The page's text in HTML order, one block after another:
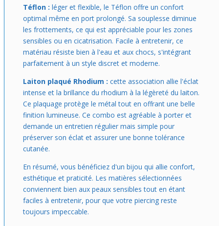
Téflon : léger et flexible, le Téflon offre un confort
optimal même en port prolongé. Sa souplesse diminue
les frottements, ce qui est appréciable pour les zones
sensibles ou en cicatrisation. Facile à entretenir, ce
matériau résiste bien à l'eau et aux chocs, s'intégrant
parfaitement à un style discret et moderne.
Laiton plaqué Rhodium : cette association allie l'éclat
intense et la brillance du rhodium à la légèreté du laiton.
Ce plaquage protège le métal tout en offrant une belle
finition lumineuse. Ce combo est agréable à porter et
demande un entretien régulier mais simple pour
préserver son éclat et assurer une bonne tolérance
cutanée.
En résumé, vous bénéficiez d'un bijou qui allie confort,
esthétique et praticité. Les matières sélectionnées
conviennent bien aux peaux sensibles tout en étant
faciles à entretenir, pour que votre piercing reste
toujours impeccable.